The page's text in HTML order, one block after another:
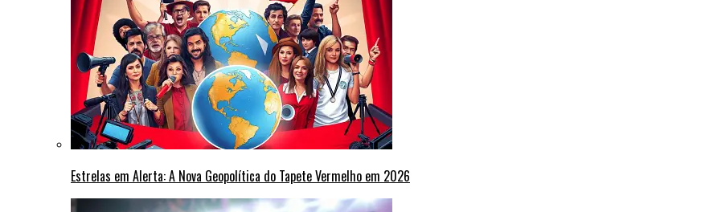
Estrelas em Alerta: A Nova Geopolítica do Tapete Vermelho em 2026